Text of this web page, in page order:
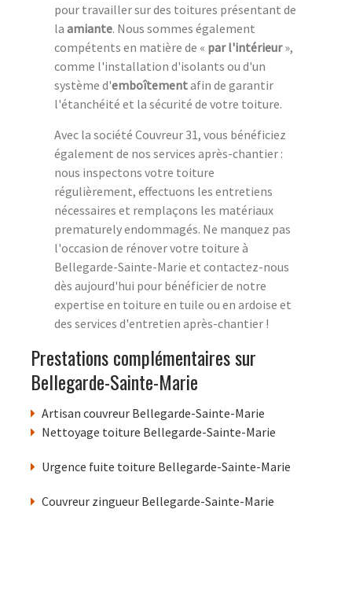
pour travailler sur des toitures présentant de
la amiante. Nous sommes également
compétents en matière de « par l'intérieur»,
comme l'installation d'isolants ou d'un
système d'emboîtementafin de garantir
l'étanchéité et la sécurité de votre toiture.
Avec la société Couvreur 31, vous bénéficiez
également de nos services après-chantier :
nous inspectons votre toiture
régulièrement, effectuons les entretiens
nécessaires et remplaçons les matériaux
prematurely endommagés. Ne manquez pas
l'occasion de rénover votre toiture à
Bellegarde-Sainte-Marie et contactez-nous
dès aujourd'hui pour bénéficier de notre
expertise en toiture en tuile ou en ardoise et
des services d'entretien après-chantier !
Prestations complémentaires sur
Bellegarde-Sainte-Marie
Artisan couvreur Bellegarde-Sainte-Marie
Nettoyage toiture Bellegarde-Sainte-Marie
Urgence fuite toiture Bellegarde-Sainte-Marie
Couvreur zingueur Bellegarde-Sainte-Marie